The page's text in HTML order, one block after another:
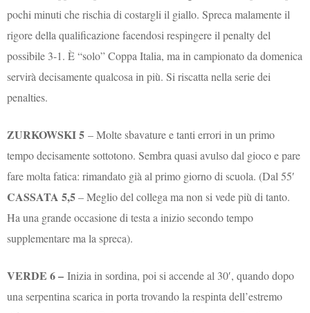
pochi minuti che rischia di costargli il giallo. Spreca malamente il
rigore della qualificazione facendosi respingere il penalty del
possibile 3-1. È “solo” Coppa Italia, ma in campionato da domenica
servirà decisamente qualcosa in più. Si riscatta nella serie dei
penalties.
ZURKOWSKI 5– Molte sbavature e tanti errori in un primo
tempo decisamente sottotono. Sembra quasi avulso dal gioco e pare
fare molta fatica: rimandato già al primo giorno di scuola. (Dal 55′
CASSATA 5,5– Meglio del collega ma non si vede più di tanto.
Ha una grande occasione di testa a inizio secondo tempo
supplementare ma la spreca).
VERDE 6 – Inizia in sordina, poi si accende al 30′, quando dopo
una serpentina scarica in porta trovando la respinta dell’estremo